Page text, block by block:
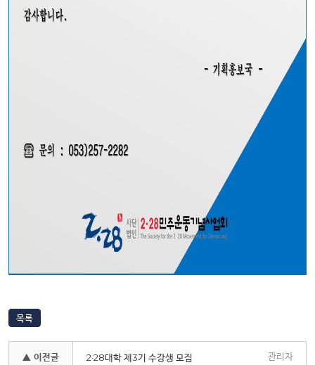
목록
▲ 이전글 2·28대학 제3기 수강생 모집 관리자